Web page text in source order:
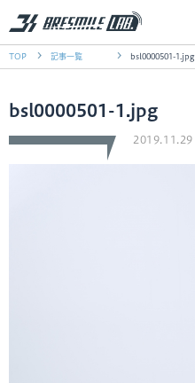
TOP 記事一覧 bsl0000501-1.jpg
bsl0000501-1.jpg
2019.11.29